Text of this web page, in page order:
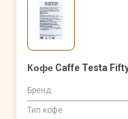
Кофе Caffe Testa
Бренд
Тип кофе